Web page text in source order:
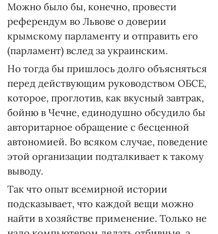
Можно было бы, конечно, провести
референдум во Львове о доверии
крымскому парламенту и отправить его
(парламент) вслед за украинским.
Но тогда бы пришлось долго объясняться
перед действующим руководством ОБСЕ,
которое, проглотив, как вкусный завтрак,
бойню в Чечне, единодушно обсудило бы
авторитарное обращение с бесценной
автономией. Во всяком случае, поведение
этой организации подталкивает к такому
выводу.
Так что опыт всемирной истории
подсказывает, что каждой вещи можно
найти в хозяйстве применение. Только не